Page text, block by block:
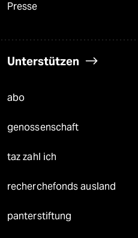
Presse
Unterstützen
abo
genossenschaft
taz zahl ich
recherchefonds ausland
panterstiftung